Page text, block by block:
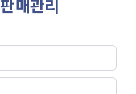
매관리